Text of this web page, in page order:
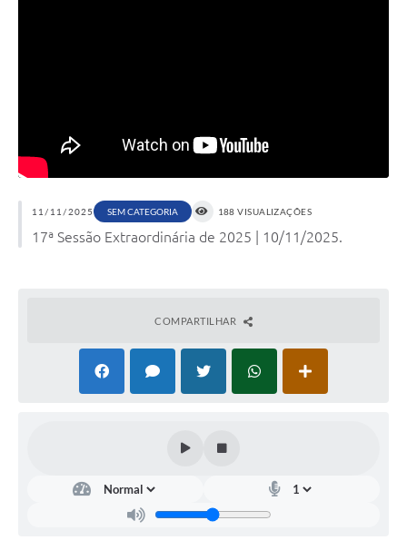
11/11/2025 SEM CATEGORIA 188 VISUALIZAÇÕES
17ª Sessão Extraordinária de 2025 | 10/11/2025.
COMPARTILHAR